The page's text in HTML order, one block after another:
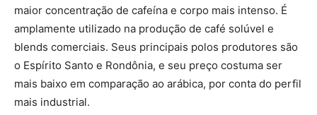
maior concentração de cafeína e corpo mais intenso. É
amplamente utilizado na produção de café solúvel e
blends comerciais. Seus principais polos produtores são
o Espírito Santo e Rondônia, e seu preço costuma ser
mais baixo em comparação ao arábica, por conta do perfil
mais industrial.